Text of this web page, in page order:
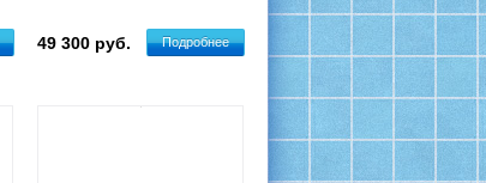
49 300 руб. Подробнее